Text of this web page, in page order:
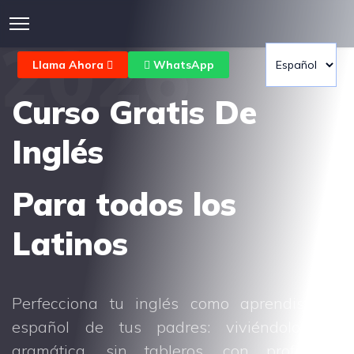
Llama Ahora WhatsApp
2026
Curso Gratis De
Inglés
Para todos los
Latinos
Perfecciona tu inglés como aprendiste el
español de tus padres: viviéndolo. Sin